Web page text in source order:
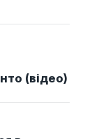
(відео)